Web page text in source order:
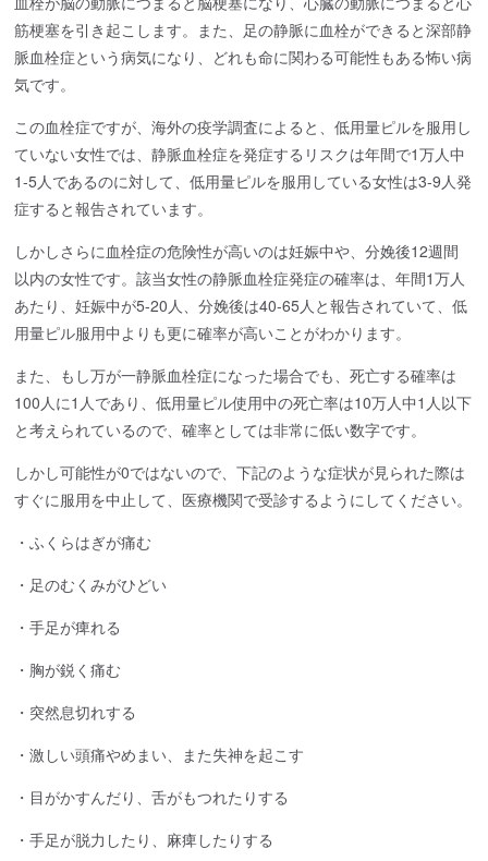
筋梗塞を引き起こします。また、足の静脈に血栓ができると深部静
脈血栓症という病気になり、どれも命に関わる可能性もある怖い病
気です。
この血栓症ですが、海外の疫学調査によると、低用量ピルを服用し
ていない女性では、静脈血栓症を発症するリスクは年間で1万人中
1-5人であるのに対して、低用量ピルを服用している女性は3-9人発
症すると報告されています。
しかしさらに血栓症の危険性が高いのは妊娠中や、分娩後12週間
以内の女性です。該当女性の静脈血栓症発症の確率は、年間1万人
あたり、妊娠中が5-20人、分娩後は40-65人と報告されていて、低
用量ピル服用中よりも更に確率が高いことがわかります。
また、もし万が一静脈血栓症になった場合でも、死亡する確率は
100人に1人であり、低用量ピル使用中の死亡率は10万人中1人以下
と考えられているので、確率としては非常に低い数字です。
しかし可能性が0ではないので、下記のような症状が見られた際は
すぐに服用を中止して、医療機関で受診するようにしてください。
・ふくらはぎが痛む
・足のむくみがひどい
・手足が痺れる
・胸が鋭く痛む
・突然息切れする
・激しい頭痛やめまい、また失神を起こす
・目がかすんだり、舌がもつれたりする
・手足が脱力したり、麻痺したりする